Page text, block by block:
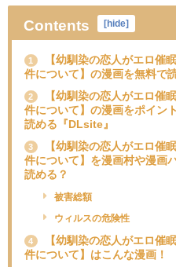
Contents [hide]
1
【幼馴染の恋人がエロ催
件について】の漫画を無料で
2
【幼馴染の恋人がエロ催
件について】の漫画をポイン
読める『DLsite』
3
【幼馴染の恋人がエロ催
件について】を漫画村や漫画
読める？
被害総額
ウィルスの危険性
4
【幼馴染の恋人がエロ催
件について】はこんな漫画！